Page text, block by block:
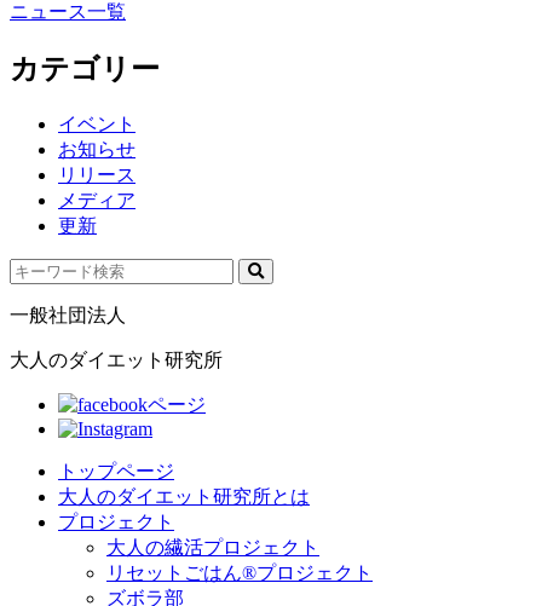
ニュース一覧
カテゴリー
イベント
お知らせ
リリース
メディア
更新
一般社団法人
大人のダイエット研究所
トップページ
大人のダイエット研究所とは
プロジェクト
大人の繊活プロジェクト
リセットごはん®プロジェクト
ズボラ部